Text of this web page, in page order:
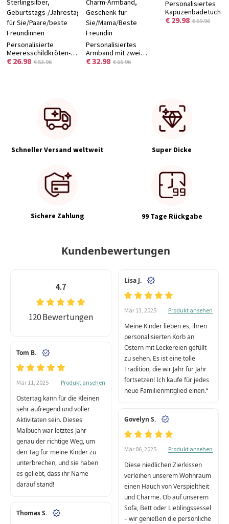
Personalisierte
Meeresschildkröten-
Fußkette mit Namen
Geburtstags-/Jahrestagsgeschenk
für Sie/Paare/beste
€ 26.98 € 53.96
Personalisiertes
Armband mit zwei
Initialen und
€ 32.98 € 65.96
Personalisiertes
Kapuzenbadetuch
niedlicher
€ 29.98 € 59.96
Schneller Versand weltweit Super Dicke
Sichere Zahlung 99 Tage Rückgabe
Kundenbewertungen
4.7
120 Bewertungen
Lisa J.
Mär 13, 2025 Produkt ansehen
Meine Kinder lieben es, ihren
personalisierten Korb an
Ostern mit Leckereien gefüllt
zu sehen. Es ist eine tolle
Tradition, die wir Jahr für Jahr
fortsetzen! Ich kaufe für jedes
neue Familienmitglied einen.“
Tom B.
Mär 11, 2025 Produkt ansehen
Ostertag kann für die Kleinen
sehr aufregend und voller
Aktivitäten sein. Dieses
Malbuch war letztes Jahr
genau der richtige Weg, um
den Tag für meine Kinder zu
unterbrechen, und sie haben
es geliebt, dass ihr Name
darauf stand!
Govelyn S.
Mär 06, 2025 Produkt ansehen
Diese niedlichen Zierkissen
verleihen unserem Wohnraum
einen Hauch von Verspieltheit
und Charme. Ob auf unserem
Sofa, Bett oder Lieblingssessel
– wir genießen die persönliche
Thomas S.